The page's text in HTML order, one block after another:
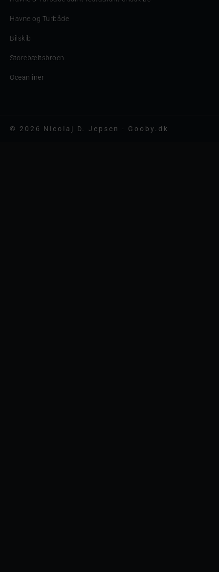
Havne og Turbåde
Bilskib
Storebæltsbroen
Oceanliner
© 2026 Nicolaj D. Jepsen - Gooby.dk